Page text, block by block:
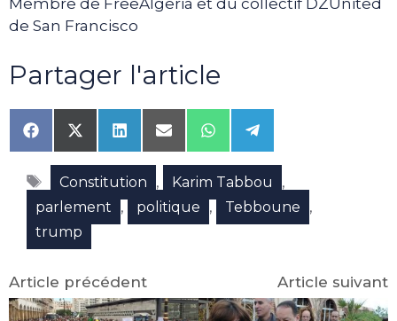
Membre de FreeAlgeria et du collectif DZUnited
de San Francisco
Partager l'article
Share
on
Facebook
Share
on
X
(Twitter)
Share
on
LinkedIn
Share
on
Email
Share
on
WhatsApp
Share
on
Telegram
Étiquettes
Constitution , Karim Tabbou ,
parlement , politique , Tebboune ,
trump
Article précédent Article suivant